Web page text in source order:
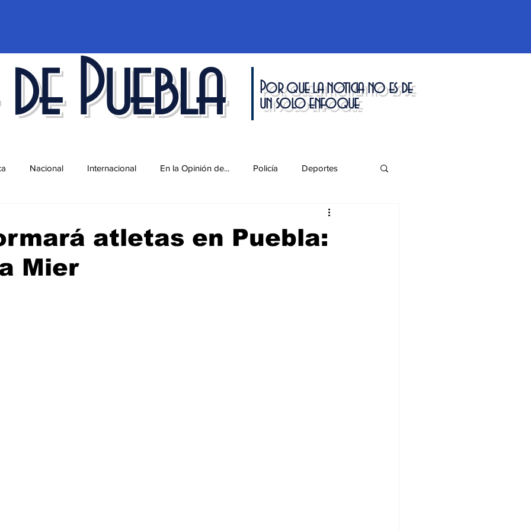
Puebla Por que la noticia no es de
un solo enfoque
Nacional Internacional En la Opinión de... Policía Deportes
atletas en Puebla:
Mier